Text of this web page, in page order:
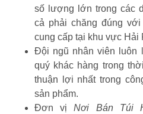
số lượng lớn trong các
cả phải chăng đúng
cung cấp tại khu vực Hải
Đội ngũ nhân viên luôn
quý khác hàng trong
thuận lợi nhất trong
sản phẩm.
Đơn vịNơi Bán Túi